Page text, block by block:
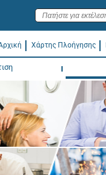
Χάρτης Πλοήγησης